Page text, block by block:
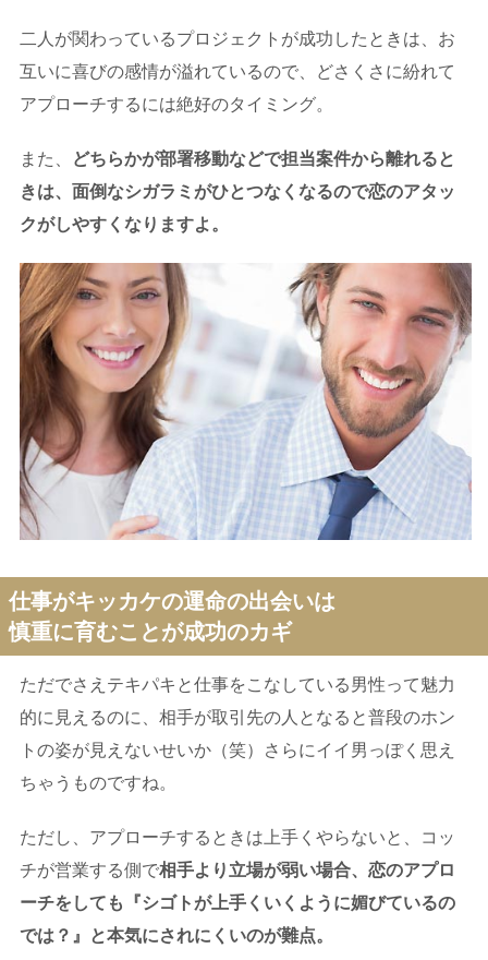
二人が関わっているプロジェクトが成功したときは、お
互いに喜びの感情が溢れているので、どさくさに紛れて
アプローチするには絶好のタイミング。
また、
どちらかが部署移動などで担当案件から離れると
きは、面倒なシガラミがひとつなくなるので恋のアタッ
クがしやすくなりますよ。
仕事がキッカケの運命の出会いは
慎重に育むことが成功のカギ
ただでさえテキパキと仕事をこなしている男性って魅力
的に見えるのに、相手が取引先の人となると普段のホン
トの姿が見えないせいか（笑）さらにイイ男っぽく思え
ちゃうものですね。
ただし、アプローチするときは上手くやらないと、コッ
チが営業する側で相手より立場が弱い場合、恋のアプロ
ーチをしても『シゴトが上手くいくように媚びているの
では？』と本気にされにくいのが難点。